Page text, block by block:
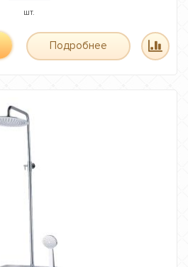
шт.
Подробнее